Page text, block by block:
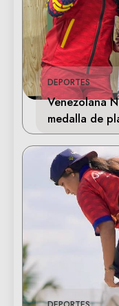
DEPORTES
Venezolana
medalla de
Deportivo